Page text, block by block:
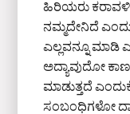
ಹಿರಿಯರು ಕರಾವಳಿ
ನಮ್ಮದೇನಿದೆ ಎಂದು
ಎಲ್ಲವನ್ನೂ ಮಾಡಿ
ಅದ್ಯಾವುದೋ
ಮಾಡುತ್ತದೆ
ಸಂಬಂಧಿಗಳೋ